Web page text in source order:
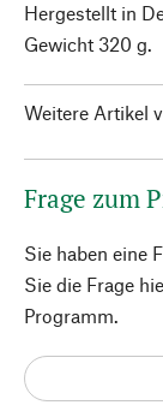
Hergestellt in
Gewicht 320 g.
Weitere Artikel
Frage zum
Sie haben eine
Sie die Frage
Programm.